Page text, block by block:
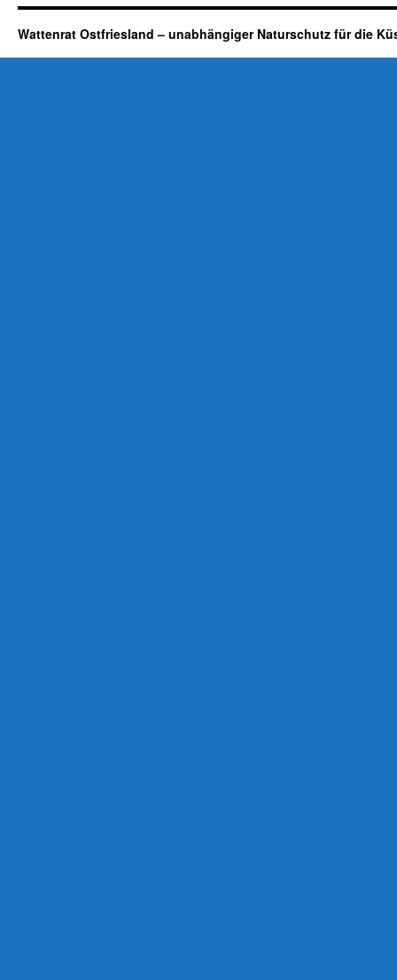
Wattenrat Ostfriesland – unabhängiger Naturschutz für die